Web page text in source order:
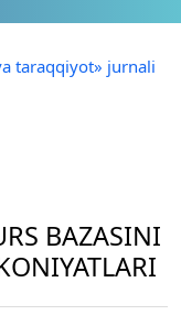
taraqqiyot» jurnali
BAZASINI